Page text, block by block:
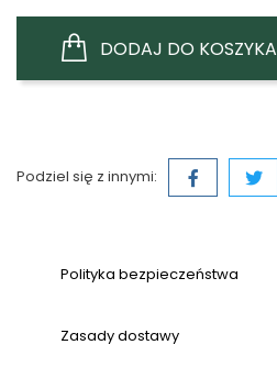
DODAJ DO KOSZYKA
Podziel się z innymi:
Polityka bezpieczeństwa
Zasady dostawy